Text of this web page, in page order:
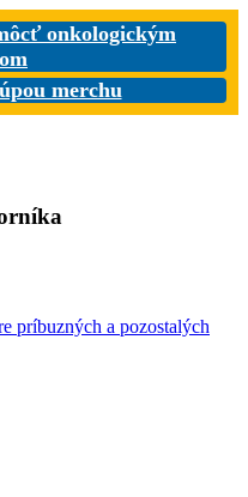
onkologickým
merchu
príbuzných a pozostalých